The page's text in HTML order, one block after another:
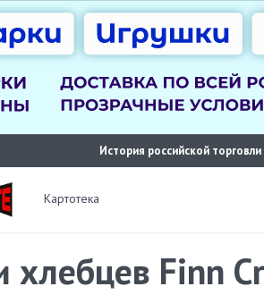
История российской торговли
Картотека
хлебцев Finn